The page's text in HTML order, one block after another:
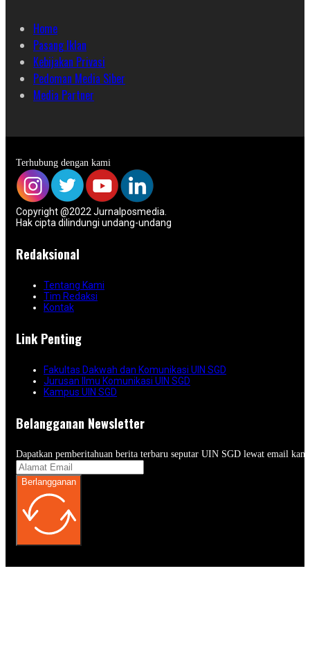
Home
Pasang Iklan
Kebijakan Privasi
Pedoman Media Siber
Media Partner
Terhubung dengan kami
Copyright @2022 Jurnalposmedia.
Hak cipta dilindungi undang-undang
Redaksional
Tentang Kami
Tim Redaksi
Kontak
Link Penting
Fakultas Dakwah dan Komunikasi UIN SGD
Jurusan Ilmu Komunikasi UIN SGD
Kampus UIN SGD
Belangganan Newsletter
Dapatkan pemberitahuan berita terbaru seputar UIN SGD lewat email
Berlangganan